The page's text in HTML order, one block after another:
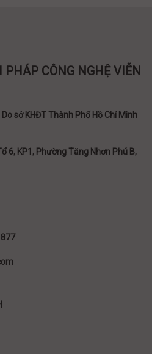
CÔNG NGHỆ VIỄN
sở KHĐT Thành Phố Hồ Chí Minh
6, KP1, Phường Tăng Nhơn Phú B,